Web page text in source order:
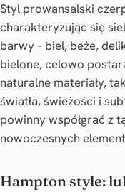
Styl prowansalski
charakteryzując się
barwy – biel, beże,
bielone, celowo
naturalne materiały,
światła, świeżości i
powinny współgrać z
nowoczesnych
Hampton style: